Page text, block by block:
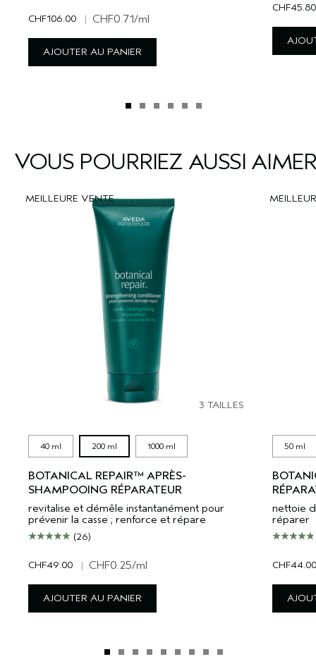
CHF106.00 | CHF0.71/ml
AJOUTER AU PANIER
CHF45.80
VOUS POURRIEZ AUSSI AIMER
MEILLEURE VENTE
3 TAILLES
40 ml 200 ml 1000 ml
BOTANICAL REPAIR™ APRÈS-
SHAMPOOING RÉPARATEUR
revitalise et démêle instantanément pour
prévenir la casse ; renforce et répare
(26)
CHF49.00 | CHF0.25/ml
AJOUTER AU PANIER
50 ml
nettoie
réparer
CHF44.00